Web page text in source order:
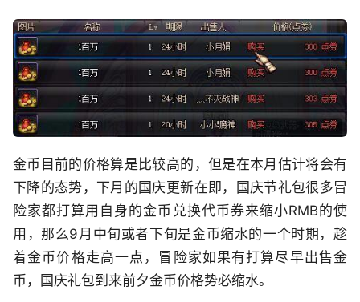
金币目前的价格算是比较高的，但是在本月估计将会有
下降的态势，下月的国庆更新在即，国庆节礼包很多冒
险家都打算用自身的金币兑换代币券来缩小RMB的使
用，那么9月中旬或者下旬是金币缩水的一个时期，趁
着金币价格走高一点，冒险家如果有打算尽早出售金
币，国庆礼包到来前夕金币价格势必缩水。